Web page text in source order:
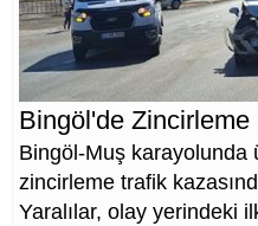
Bingöl'de Zincirleme
Bingöl-Muş karayolunda
zincirleme trafik
Yaralılar, olay yerindeki